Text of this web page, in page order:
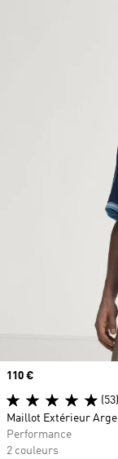
Prix
110 €
(53)
Maillot Extérieur
Performance
2 couleurs